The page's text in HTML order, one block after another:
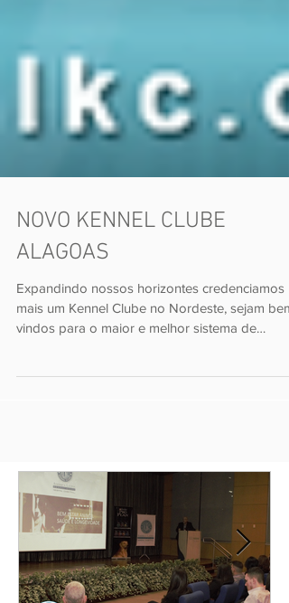
NOVO KENNEL CLUBE
ALAGOAS
mais um Kennel Clube no Nordeste, sejam bem